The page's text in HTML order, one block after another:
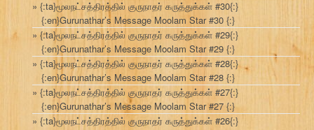
{:ta}மூலநட்சத்திரத்தில் குருநாதர் கருத்துக்கள் #30{:}
{:en}Gurunathar’s Message Moolam Star #30 {:}
{:ta}மூலநட்சத்திரத்தில் குருநாதர் கருத்துக்கள் #29{:}
{:en}Gurunathar’s Message Moolam Star #29 {:}
{:ta}மூலநட்சத்திரத்தில் குருநாதர் கருத்துக்கள் #28{:}
{:en}Gurunathar’s Message Moolam Star #28 {:}
{:ta}மூலநட்சத்திரத்தில் குருநாதர் கருத்துக்கள் #27{:}
{:en}Gurunathar’s Message Moolam Star #27 {:}
{:ta}மூலநட்சத்திரத்தில் குருநாதர் கருத்துக்கள் #26{:}